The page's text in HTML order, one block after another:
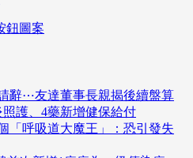
辭⋯友達董事長親揭後續盤算
護、4藥新增健保給付
「呼吸道大魔王」：恐引發失